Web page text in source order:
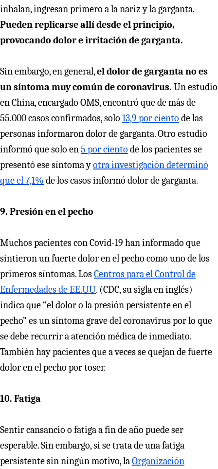
inhalan, ingresan primero a la nariz y la garganta.
Pueden replicarse allí desde el principio,
provocando dolor e irritación de garganta.
Sin embargo, en general,el dolor de garganta no es
un síntoma muy común de coronavirus. Un estudio
en China, encargado OMS, encontró que de más de
55.000 casos confirmados, solo 13,9 por ciento de las
personas informaron dolor de garganta. Otro estudio
informó que solo en5 por ciento de los pacientes se
presentó ese síntoma yotra investigación determinó
que el 7,1% de los casos informó dolor de garganta.
9. Presión en el pecho
Muchos pacientes con Covid-19 han informado que
sintieron un fuerte dolor en el pecho como uno de los
primeros síntomas. LosCentros para el Control de
Enfermedades de EE.UU. (CDC, su sigla en inglés)
indica que “el dolor o la presión persistente en el
pecho” es un síntoma grave del coronavirus por lo que
se debe recurrir a atención médica de inmediato.
También hay pacientes que a veces se quejan de fuerte
dolor en el pecho por toser.
10. Fatiga
Sentir cansancio o fatiga a fin de año puede ser
esperable. Sin embargo, si se trata de una fatiga
persistente sin ningún motivo, laOrganización